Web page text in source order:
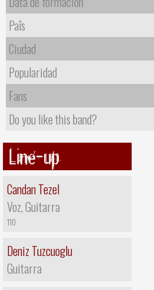
Paîs
Ciudad
Popularidad
Fans
Do you like this band?
Line-up
Candan Tezel
Voz, Guitarra
110
Deniz Tuzcuoglu
Guitarra